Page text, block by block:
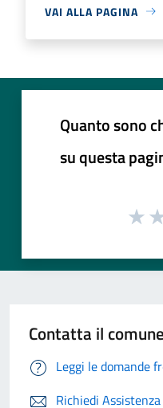
VAI ALLA PAGINA
Quanto sono
su questa
Contatta il comune
Leggi le domande
Richiedi Assistenza